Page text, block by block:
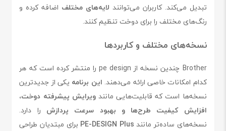
تبدیل می‌کند. کاربران می‌توانند لایه‌های مختلف اضافه کرده و
رنگ‌های مختلف را برای دوخت تنظیم کنند.
نسخه‌های مختلف و کاربردها
Brother چندین نسخه از pe design را منتشر کرده است که هر
کدام امکانات خاصی ارائه می‌دهند. این برنامه یکی از جدیدترین
نسخه‌ها است که قابلیت‌هایی مانندویرایش پیشرفته دوخت،
افزایش کیفیت طرح‌ها و بهبود سرعت پردازش را دارد.
نسخه‌های ساده‌تر مانند PE-DESIGN Plus برای مبتدیان طراحی